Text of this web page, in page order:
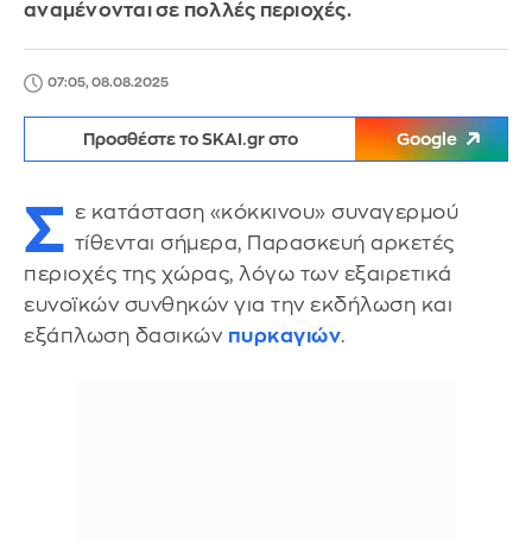
αναμένονται σε πολλές περιοχές.
07:05, 08.08.2025
Προσθέστε το SKAI.gr στο Google
Σ ε κατάσταση «κόκκινου» συναγερμού
τίθενται σήμερα, Παρασκευή αρκετές
περιοχές της χώρας, λόγω των εξαιρετικά
ευνοϊκών συνθηκών για την εκδήλωση και
εξάπλωση δασικών πυρκαγιών.